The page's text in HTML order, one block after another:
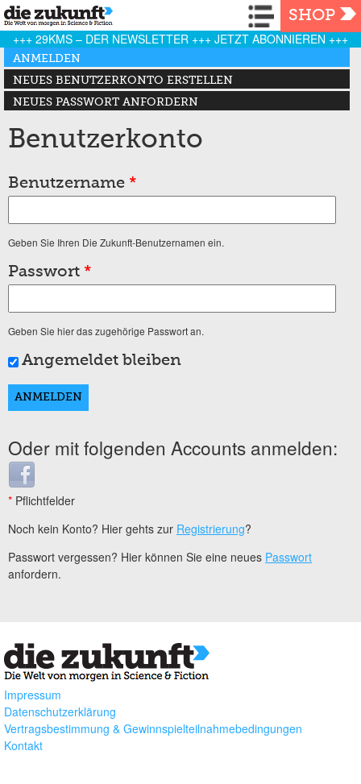
Navigation
SHOP
+++ 29KMS – DER NEWSLETTER +++ JETZT ABONNIEREN +++
Haupt-Reiter
ANMELDEN
(AKTIVER REITER)
NEUES BENUTZERKONTO ERSTELLEN
NEUES PASSWORT ANFORDERN
Benutzerkonto
Benutzername *
Geben Sie Ihren Die Zukunft-Benutzernamen ein.
Passwort *
Geben Sie hier das zugehörige Passwort an.
Angemeldet bleiben
Oder mit folgenden Accounts anmelden:
Login with Facebook
* Pflichtfelder
Noch kein Konto? Hier gehts zur Registrierung?
Passwort vergessen? Hier können Sie eine neues Passwort
anfordern.
Impressum
Datenschutzerklärung
Vertragsbestimmung & Gewinnspielteilnahmebedingungen
Kontakt